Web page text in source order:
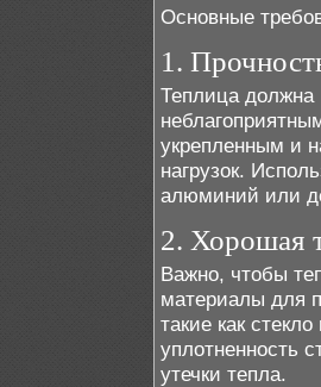
Основные
1.
Теплица должна
укрепленным и
нагрузок.
алюминий или
2. Хорошая
Важно, чтобы
материалы для
такие как
уплотненность
утечки тепла.